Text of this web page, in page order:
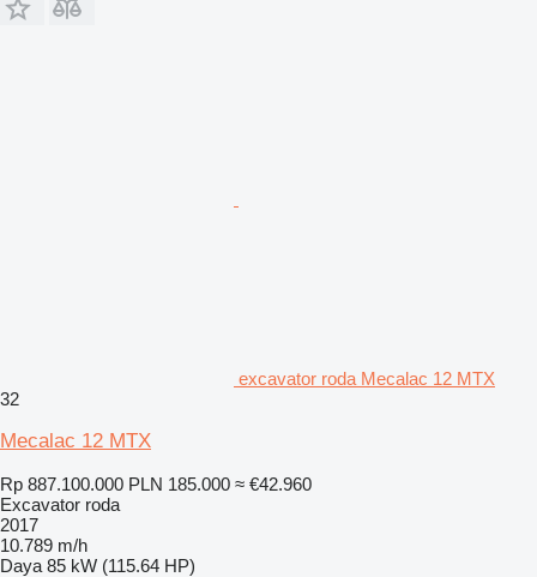
excavator roda Mecalac 12 MTX
32
Mecalac 12 MTX
Rp 887.100.000 PLN 185.000 ≈ €42.960
Excavator roda
2017
10.789 m/h
Daya 85 kW (115.64 HP)